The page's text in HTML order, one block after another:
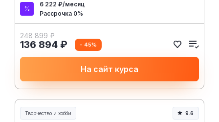
6 222 ₽/месяц
Рассрочка 0%
248 899 ₽
136 894 ₽ - 45%
На сайт курса
Творчество и хобби
Творчество, контент и хобби
9.6